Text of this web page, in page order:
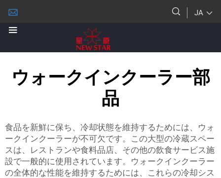
JA
ウォークインクーラー部
品
食品を新鮮に保ち、冷却状態を維持するためには、ウォ
ークインクーラーが不可欠です。この大型の冷蔵スペー
スは、レストランや食料品店、その他の飲食サービス施
設で一般的に使用されています。ウォークインクーラー
の全体的な性能を維持するためには、これらの冷却シス